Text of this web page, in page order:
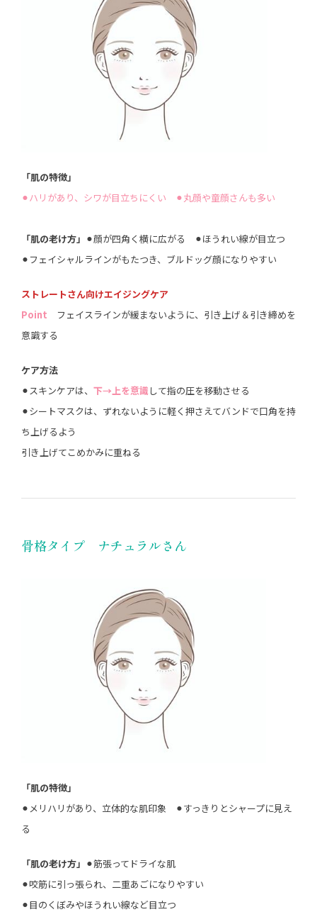
「肌の特徴」
⚫︎ハリがあり、シワが目立ちにくい ⚫︎丸顔や童顔さんも多い
「肌の老け方」 ⚫︎顔が四角く横に広がる ⚫︎ほうれい線が目立つ
⚫︎フェイシャルラインがもたつき、ブルドッグ顔になりやすい
ストレートさん向けエイジングケア
Point フェイスラインが緩まないように、引き上げ＆引き締めを
意識する
ケア方法
⚫︎スキンケアは、 下→上を意識して指の圧を移動させる
⚫︎シートマスクは、ずれないように軽く押さえてバンドで口角を持
ち上げるよう
引き上げてこめかみに重ねる
骨格タイプ ナチュラルさん
「肌の特徴」
⚫︎メリハリがあり、立体的な肌印象 ⚫︎すっきりとシャープに見え
る
「肌の老け方」 ⚫︎筋張ってドライな肌
⚫︎咬筋に引っ張られ、二重あごになりやすい
⚫︎目のくぼみやほうれい線など目立つ